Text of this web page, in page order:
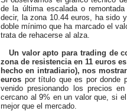
de la última escalada o
decir, la zona 10.44 euros, ha sido
doble mínimo que ha marcado el
trata de rehacerse al alza.
Un valor apto para trading de
zona de resistencia en 11 euros
hecho en intradiario), nos
euros por título que es por donde
venido presionando los precios
cercano al 9% en un valor que, si
mejor que el mercado.